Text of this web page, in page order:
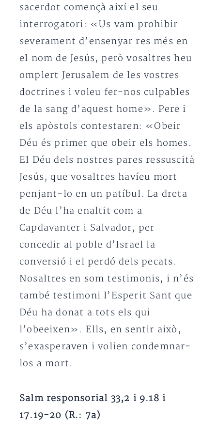
sacerdot començà així el seu
interrogatori: «Us vam prohibir
severament d’ensenyar res més en
el nom de Jesús, però vosaltres heu
omplert Jerusalem de les vostres
doctrines i voleu fer-nos culpables
de la sang d’aquest home». Pere i
els apòstols contestaren: «Obeir
Déu és primer que obeir els homes.
El Déu dels nostres pares ressuscità
Jesús, que vosaltres havíeu mort
penjant-lo en un patíbul. La dreta
de Déu l’ha enaltit com a
Capdavanter i Salvador, per
concedir al poble d’Israel la
conversió i el perdó dels pecats.
Nosaltres en som testimonis, i n’és
també testimoni l’Esperit Sant que
Déu ha donat a tots els qui
l’obeeixen». Ells, en sentir això,
s’exasperaven i volien condemnar-
los a mort.
Salm responsorial 33,2 i 9.18 i
17.19-20 (R.: 7a)